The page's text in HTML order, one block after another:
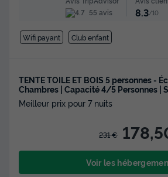
55 avis
8.3/10
Wifi payant Club enfant
TENTE TOILE ET BOIS 5 personnes -
Chambres | Capacité 4/5 Personnes |
Meilleur prix pour 7 nuits
231 €
Voir les